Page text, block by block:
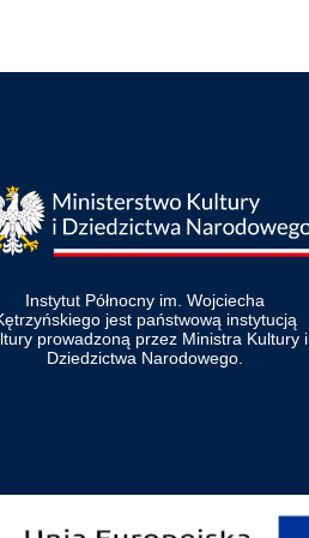
Instytut Północny im. Wojciecha
jest państwową instytucją
prowadzoną przez Ministra Kultury i
Dziedzictwa Narodowego.